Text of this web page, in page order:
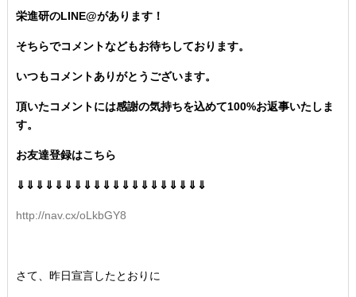
栄進研のLINE@があります！
そちらでコメントなどもお待ちしております。
いつもコメントありがとうございます。
頂いたコメントには感謝の気持ちを込めて100%お返事いたしま
す。
お友達登録はこちら
⇓⇓⇓⇓⇓⇓⇓⇓⇓⇓⇓⇓⇓⇓⇓⇓⇓⇓⇓⇓
http://nav.cx/oLkbGY8
さて、昨日宣言したとおりに